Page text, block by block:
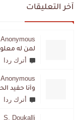
آخر التعليقات
Anonymous
أترك ردا
Anonymous
أترك ردا
S. Doukalli